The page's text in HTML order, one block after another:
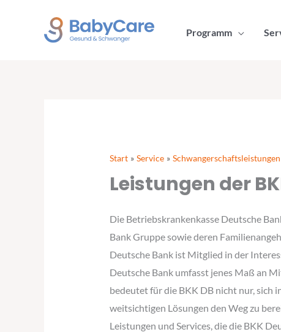
Programm
Start Service
Leistungen der
Die Betriebskrankenkasse Deutsche
Bank Gruppe sowie deren
Deutsche Bank ist Mitglied in der
Deutsche Bank umfasst jenes Maß an
bedeutet für die BKK DB nicht nur, sich
weitsichtigen Lösungen den Weg zu
Leistungen und Services, die die BKK